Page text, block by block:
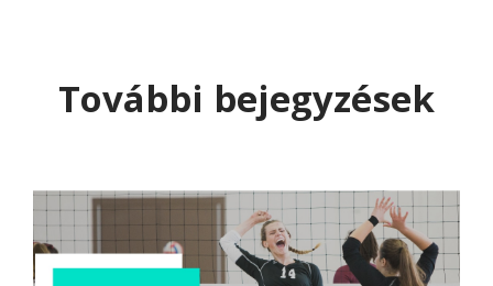
További bejegyzések